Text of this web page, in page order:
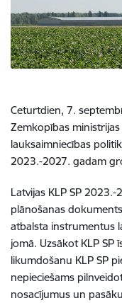
Ceturtdien, 7.
Zemkopības
lauksaimniecības
2023.-2027. gadam
Latvijas KLP SP
plānošanas
atbalsta instrumentus
jomā. Uzsākot KLP
likumdošanu KLP SP
nepieciešams
nosacījumus un